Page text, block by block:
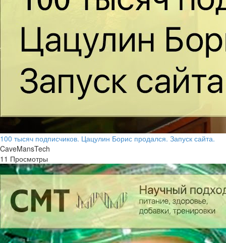
100 тысяч подписчиков. Цацулин Борис продался. Запуск сайта.
CaveMansTech
11 Просмотры